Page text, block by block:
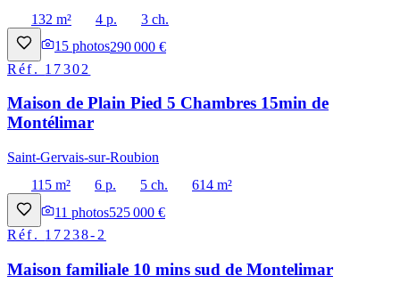
132 m²
4 p.
3 ch.
15 photos290 000 €
Réf. 17302
Maison de Plain Pied 5 Chambres 15min de
Montélimar
Saint-Gervais-sur-Roubion
115 m²
6 p. 5 ch.
614 m²
11 photos525 000 €
Réf. 17238-2
Maison familiale 10 mins sud de Montelimar